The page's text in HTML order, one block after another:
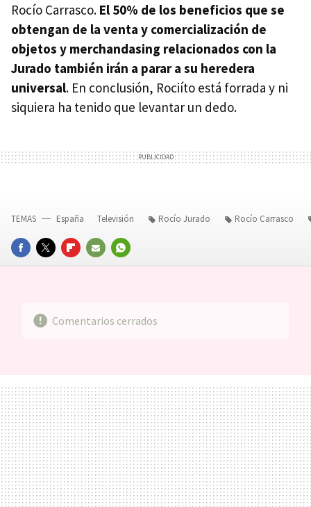
Rocío Carrasco. El 50% de los beneficios que se
obtengan de la venta y comercialización de
objetos y merchandasing relacionados con la
Jurado también irán a parar a su heredera
universal. En conclusión, Rociíto está forrada y ni
siquiera ha tenido que levantar un dedo.
FACEBOOKTWITTERFLIPBOARD
E-
WHATSAPP
TEMAS España Televisión Rocío Jurado Rocío Carrasco
Comentarios cerrados